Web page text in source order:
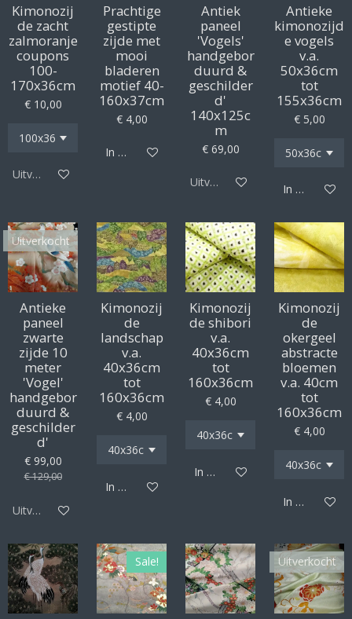
Kimonozij
de zacht
zalmoranje
coupons
100-
170x36cm
€ 10,00
Uitverkocht
Prachtige
gestipte
zijde met
mooi
bladeren
motief 40-
160x37cm
€ 4,00
In winkelwagen
Antiek
paneel
'Vogels'
handgebor
duurd &
geschilder
d'
140x125c
m
€ 69,00
Uitverkocht
Antieke
kimonozijd
e vogels
v.a.
50x36cm
tot
155x36cm
€ 5,00
In
Uitverkocht
Antieke
paneel
zwarte
zijde 10
meter
'Vogel'
handgebor
duurd &
geschilder
d'
€ 99,00
€ 129,00
Uitverkocht
Kimonozij
de
landschap
v.a.
40x36cm
tot
160x36cm
€ 4,00
In winkelwagen
Kimonozij
de shibori
v.a.
40x36cm
tot
160x36cm
€ 4,00
In winkelwagen
Kimonozij
de
okergeel
abstracte
bloemen
v.a. 40cm
tot
160x36cm
€ 4,00
In
Sale! Uitverkocht